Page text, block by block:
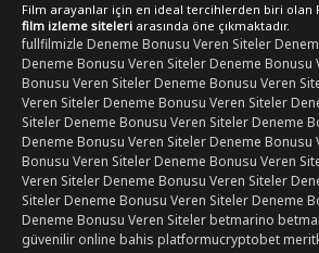
Film arayanlar için en ideal tercihlerden biri olan
film izleme siteleri arasında öne çıkmaktadır.
fullfilmizle Deneme Bonusu Veren Siteler
Deneme Bonusu Veren SitelerDeneme Bonusu
Bonusu Veren SitelerDeneme Bonusu Veren
Veren SitelerDeneme Bonusu Veren Siteler
SitelerDeneme Bonusu Veren SitelerDeneme
Deneme Bonusu Veren SitelerDeneme Bonusu
Bonusu Veren SitelerDeneme Bonusu Veren
Veren SitelerDeneme Bonusu Veren Siteler
SitelerDeneme Bonusu Veren SitelerDeneme
Deneme Bonusu Veren Sitelerbetmarino
güvenilir online bahis platformucryptobet